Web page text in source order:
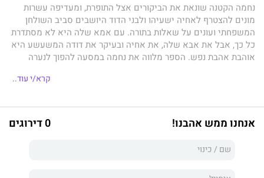
נחמה הקטנה שונאת את הביקורים אצל התופרת, ומעדיפה עשרות
מונים להצטרף לאחיה ישעיהו ולבני הדוד היושבים סביב השולחן
המשפחתי ועונים על שאלות בתורה. עם אמא שלה היא לא מסתדרת
כל כך, אבל את אבא שלה, את אחיה ובעיקר את דודה המשעשע היא
אוהבת אהבת נפש. הספר מלווה את נחמה במסעה להפוך לנערה
להגשים את חלומה הגדול, להתפתח ולצמוח בעולם של לימוד ושל
דבר עולה איתו ארצה.
נחמה הצעירה מתגוררת עם בעלה בירושלים. על רקע אתגרים של
ההוראה והלימוד שלה. לנגד עיניה שאיפה אחת גדולה – ללמד את
קרא/י עוד..
אנחנו ממש אהבנו! 0 דירוגים